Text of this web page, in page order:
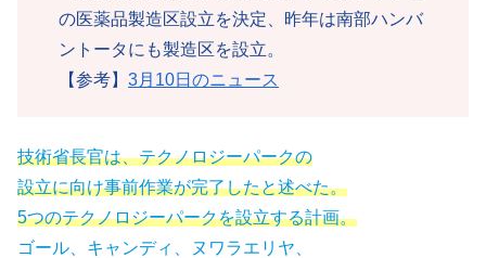
の医薬品製造区設立を決定、昨年は南部ハンバ
ントータにも製造区を設立。
【参考】 3月10日のニュース
技術省長官は、テクノロジーパークの
設立に向け事前作業が完了したと述べた。
5つのテクノロジーパークを設立する計画。
ゴール、キャンディ、ヌワラエリヤ、